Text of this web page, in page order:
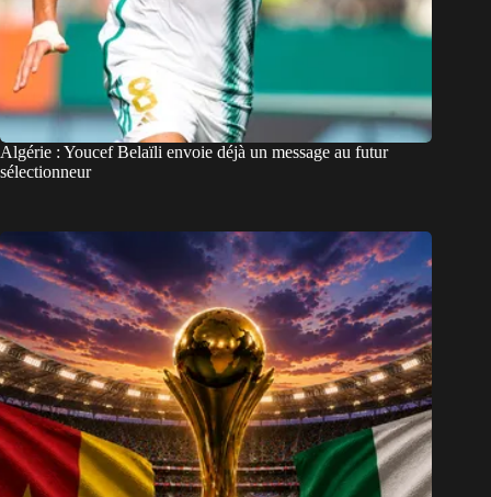
Algérie : Youcef Belaïli envoie déjà un message au futur
sélectionneur